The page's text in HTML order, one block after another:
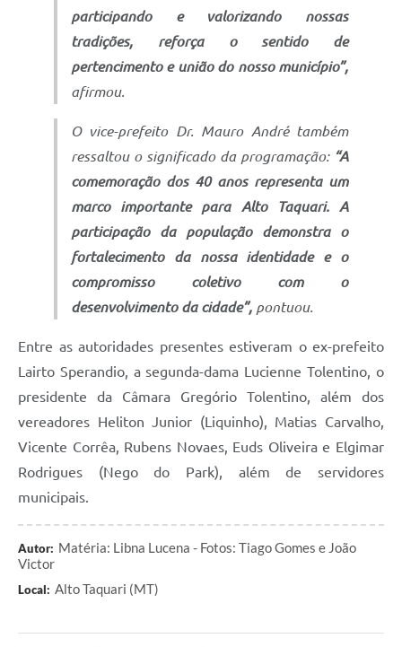
participando e valorizando nossas
tradições, reforça o sentido de
pertencimento e união do nosso município”,
afirmou.
O vice-prefeito Dr. Mauro André também
ressaltou o significado da programação: “A
comemoração dos 40 anos representa um
marco importante para Alto Taquari. A
participação da população demonstra o
fortalecimento da nossa identidade e o
compromisso coletivo com o
desenvolvimento da cidade”, pontuou.
Entre as autoridades presentes estiveram o ex-prefeito
Lairto Sperandio, a segunda-dama Lucienne Tolentino, o
presidente da Câmara Gregório Tolentino, além dos
vereadores Heliton Junior (Liquinho), Matias Carvalho,
Vicente Corrêa, Rubens Novaes, Euds Oliveira e Elgimar
Rodrigues (Nego do Park), além de servidores
municipais.
Autor: Matéria: Libna Lucena - Fotos: Tiago Gomes e João
Victor
Local: Alto Taquari (MT)